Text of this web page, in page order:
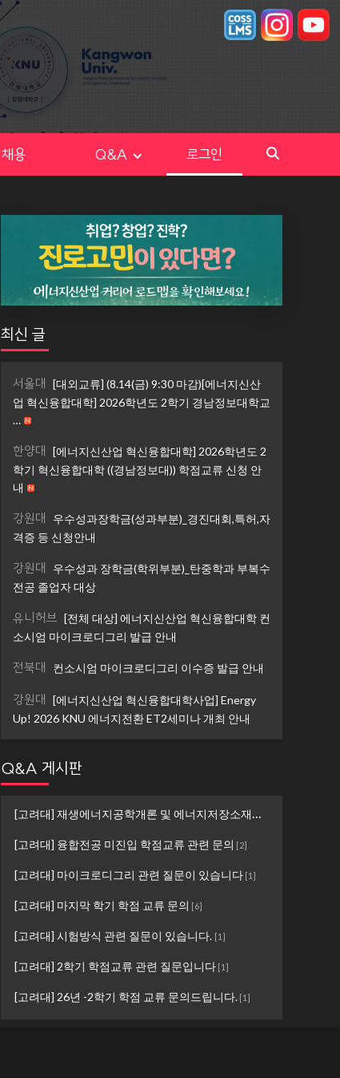
채용 Q&A 로그인
최신 글
서울대
[대외교류] (8.14(금) 9:30 마감)[에너지신산
업 혁신융합대학] 2026학년도 2학기 경남정보대학교
…
한양대
[에너지신산업 혁신융합대학] 2026학년도 2
학기 혁신융합대학 ((경남정보대)) 학점교류 신청 안
내
강원대
우수성과장학금(성과부분)_경진대회,특허,자
격증 등 신청안내
강원대
우수성과 장학금(학위부분)_탄중학과 부복수
전공 졸업자 대상
유니허브 [전체 대상] 에너지신산업 혁신융합대학 컨
소시엄 마이크로디그리 발급 안내
전북대 컨소시엄 마이크로디그리 이수증 발급 안내
강원대
[에너지신산업 혁신융합대학사업] Energy
Up! 2026 KNU 에너지전환 ET2세미나 개최 안내
Q&A 게시판
[고려대] 재생에너지공학개론 및 에너지저장소재설계 ...
[고려대] 융합전공 미진입 학점교류 관련 문의 [2]
[고려대] 마이크로디그리 관련 질문이 있습니다[1]
[고려대] 마지막 학기 학점 교류 문의 [6]
[고려대] 시험방식 관련 질문이 있습니다. [1]
[고려대] 2학기 학점교류 관련 질문입니다[1]
[고려대] 26년 -2학기 학점 교류 문의드립니다.[1]